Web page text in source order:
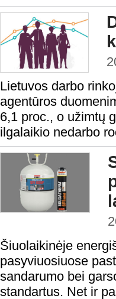
Lietuvos darbo
agentūros
6,1 proc., o užimtų
ilgalaikio nedarbo
Šiuolaikinėje
pasyviuosiuose
sandarumo bei
standartus. Net ir